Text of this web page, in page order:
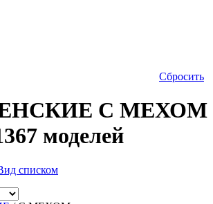
Сбросить
С МЕХОМ
моделей
списком